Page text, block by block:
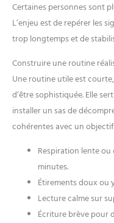
Certaines personnes sont
L’enjeu est de repérer les
trop longtemps et de
Construire une routine
Une routine utile est
d’être sophistiquée. Elle
installer un sas de
cohérentes avec un
Respiration lente
minutes.
Étirements doux ou
Lecture calme sur
Écriture brève pour